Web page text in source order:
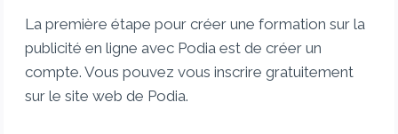
La première étape pour créer une formation sur la
publicité en ligne avec Podia est de créer un
compte. Vous pouvez vous inscrire gratuitement
sur le site web de Podia.